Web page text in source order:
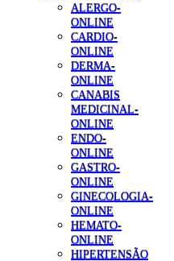
ALERGO-
ONLINE
CARDIO-
ONLINE
DERMA-
ONLINE
CANABIS
MEDICINAL-
ONLINE
ENDO-
ONLINE
GASTRO-
ONLINE
GINECOLOGIA-
ONLINE
HEMATO-
ONLINE
HIPERTENSÃO